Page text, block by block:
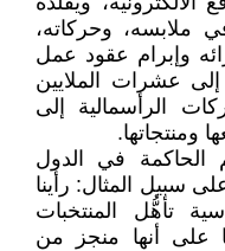
ملابسه، وحركاته،
وإبرام عقود عمل
عشرات الملايين
الرأسمالية إلى
ومنتجاتها.
في الدول
سبيل المثال: رأينا
تأهُّل المنتخبات
على أنها منجز من